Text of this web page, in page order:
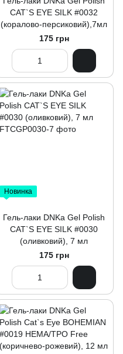
CAT`S EYE SILK #0032
(коралово-персиковий),7мл
175 грн
Новинка
Гель-лаки DNKa Gel Polish
CAT`S EYE SILK #0030
(оливковий), 7 мл
175 грн